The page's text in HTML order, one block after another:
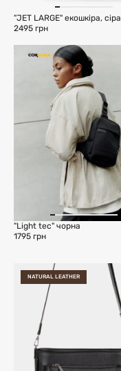
"JET LARGE" екошкіра, сіра
2495 грн
"Light tec" чорна
1795 грн
NATURAL LEATHER